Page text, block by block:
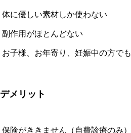
体に優しい素材しか使わない
副作用がほとんどない
お子様、お年寄り、妊娠中の方で
デメリット
保険がききません（自費診療のみ）